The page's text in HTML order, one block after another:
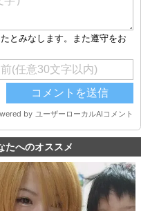
たへのオススメ